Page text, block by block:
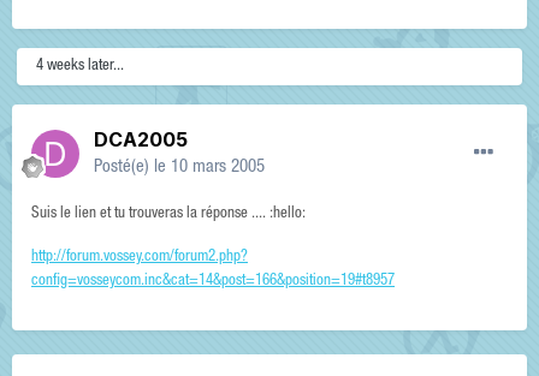
4 weeks later...
DCA2005
Posté(e) le 10 mars 2005
Suis le lien et tu trouveras la réponse .... :hello:
http://forum.vossey.com/forum2.php?
config=vosseycom.inc&cat=14&post=166&position=19#t8957